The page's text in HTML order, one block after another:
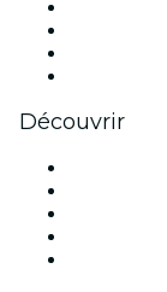
Découvrir